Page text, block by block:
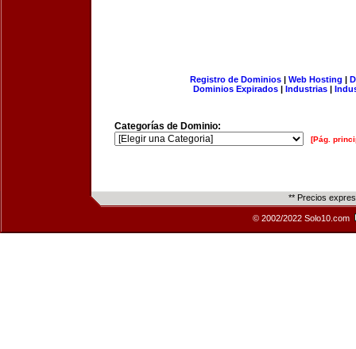
Registro de Dominios| Web Hosting |
Dominios Expirados | Industrias |
Categorías de Dominio:
[Pág.
** Precios
© 2002/2022 Solo10.com